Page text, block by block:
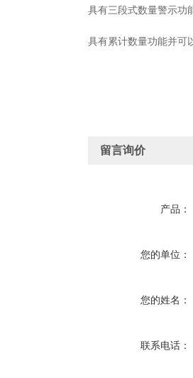
具有三段式数量警示功
具有累计数量功能并可
留言询价
产品：
您的单位：
您的姓名：
联系电话：